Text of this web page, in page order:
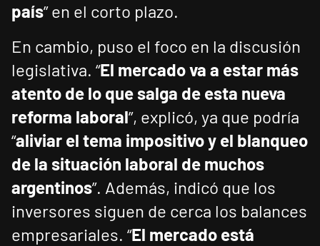
país” en el corto plazo.
En cambio, puso el foco en la discusión
legislativa. “El mercado va a estar más
atento de lo que salga de esta nueva
reforma laboral”, explicó, ya que podría
“aliviar el tema impositivo y el blanqueo
de la situación laboral de muchos
argentinos”. Además, indicó que los
inversores siguen de cerca los balances
empresariales. “El mercado está